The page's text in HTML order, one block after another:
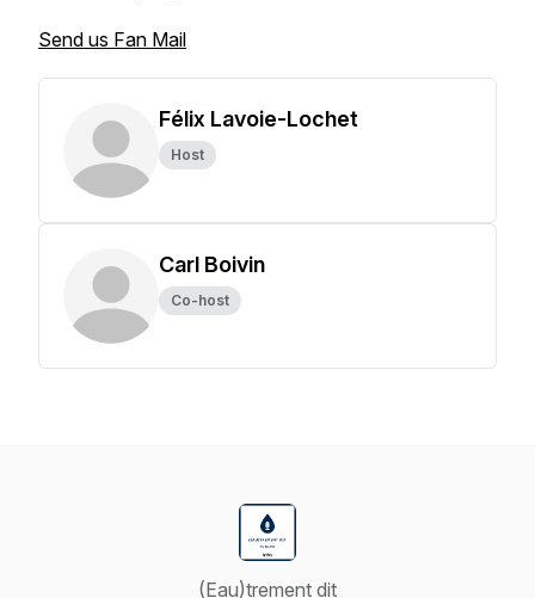
Send us Fan Mail
Félix Lavoie-Lochet
Host
Carl Boivin
Co-host
(Eau)trement dit